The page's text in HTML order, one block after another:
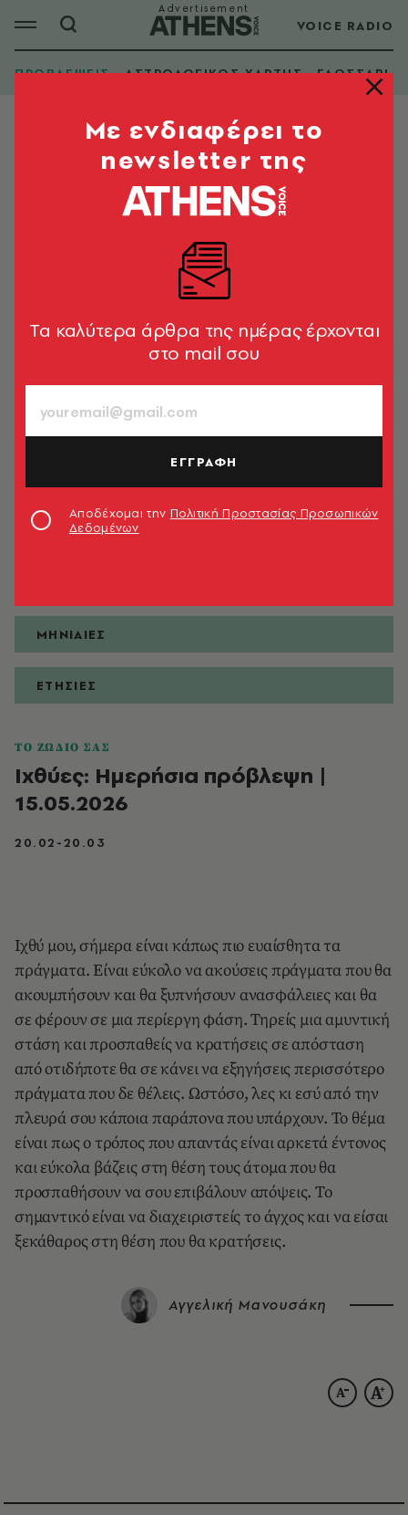
VOICE RADIO
ΠΡΟΒΛΕΨΕΙΣ ΑΣΤΡΟΛΟΓΙΚΟΣ ΧΑΡΤΗΣ ΓΛΩΣΣΑΡΙ
ΠΡΟΒΛΕΨΕΙΣ
ΗΜΕΡΗΣΙΕΣ
ΜΗΝΙΑΙΕΣ
ΕΤΗΣΙΕΣ
ΤΟ ΖΩΔΙΟ ΣΑΣ
Ιχθύες: Ημερήσια πρόβλεψη |
15.05.2026
20.02-20.03
Ιχθύ μου, σήμερα είναι κάπως πιο ευαίσθητα τα
πράγματα. Είναι εύκολο να ακούσεις πράγματα που θα
ακουμπήσουν και θα ξυπνήσουν ανασφάλειες και θα
σε φέρουν σε μια περίεργη φάση. Τηρείς μια αμυντική
στάση και προσπαθείς να κρατήσεις σε απόσταση
από οτιδήποτε θα σε κάνει να εξηγήσεις περισσότερο
πράγματα που δε θέλεις. Ωστόσο, λες κι εσύ από την
πλευρά σου κάποια παράπονα που υπάρχουν. Το θέμα
είναι πως ο τρόπος που απαντάς είναι αρκετά έντονος
και εύκολα βάζεις στη θέση τους άτομα που θα
προσπαθήσουν να σου επιβάλουν απόψεις. Το
σημαντικό είναι να διαχειριστείς το άγχος και να είσαι
ξεκάθαρος στη θέση που θα κρατήσεις.
Αγγελική Μανουσάκη
Mε ενδιαφέρει το
newsletter της
Tα καλύτερα άρθρα της ημέρας έρχονται
στο mail σου
ΕΓΓΡΑΦΗ
Αποδέχομαι την Πολιτική Προστασίας Προσωπικών
Δεδομένων